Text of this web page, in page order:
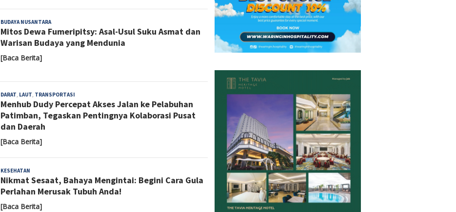
BUDAYA NUSANTARAAlmaida
Mitos Dewa Fumeripitsy: Asal-Usul Suku Asmat dan
Warisan Budaya yang Mendunia
[Baca Berita]
DARAT, LAUT, TRANSPORTASI
Menhub Dudy Percepat Akses Jalan ke Pelabuhan
Patimban, Tegaskan Pentingnya Kolaborasi Pusat
dan Daerah
[Baca Berita]
KESEHATAN
Nikmat Sesaat, Bahaya Mengintai: Begini Cara Gula
Perlahan Merusak Tubuh Anda!
[Baca Berita]